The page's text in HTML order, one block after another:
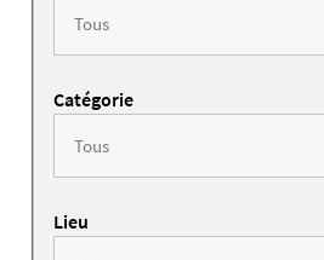
Catégorie
Lieu